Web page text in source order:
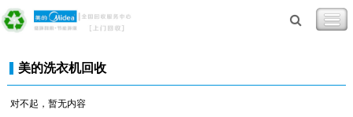
美的洗衣机回收
对不起，暂无内容